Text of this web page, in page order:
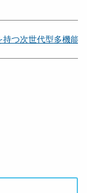
持つ次世代型多機能